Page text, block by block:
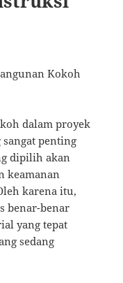
Kokoh
dalam proyek
penting
dipilih akan
keamanan
karena itu,
benar-benar
yang tepat
sedang